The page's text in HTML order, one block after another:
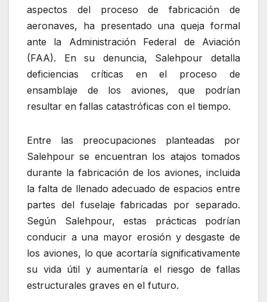
aspectos del proceso de fabricación de
aeronaves, ha presentado una queja formal
ante la Administración Federal de Aviación
(FAA). En su denuncia, Salehpour detalla
deficiencias críticas en el proceso de
ensamblaje de los aviones, que podrían
resultar en fallas catastróficas con el tiempo.
Entre las preocupaciones planteadas por
Salehpour se encuentran los atajos tomados
durante la fabricación de los aviones, incluida
la falta de llenado adecuado de espacios entre
partes del fuselaje fabricadas por separado.
Según Salehpour, estas prácticas podrían
conducir a una mayor erosión y desgaste de
los aviones, lo que acortaría significativamente
su vida útil y aumentaría el riesgo de fallas
estructurales graves en el futuro.